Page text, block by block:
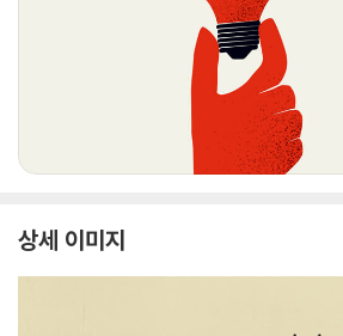
상세 이미지